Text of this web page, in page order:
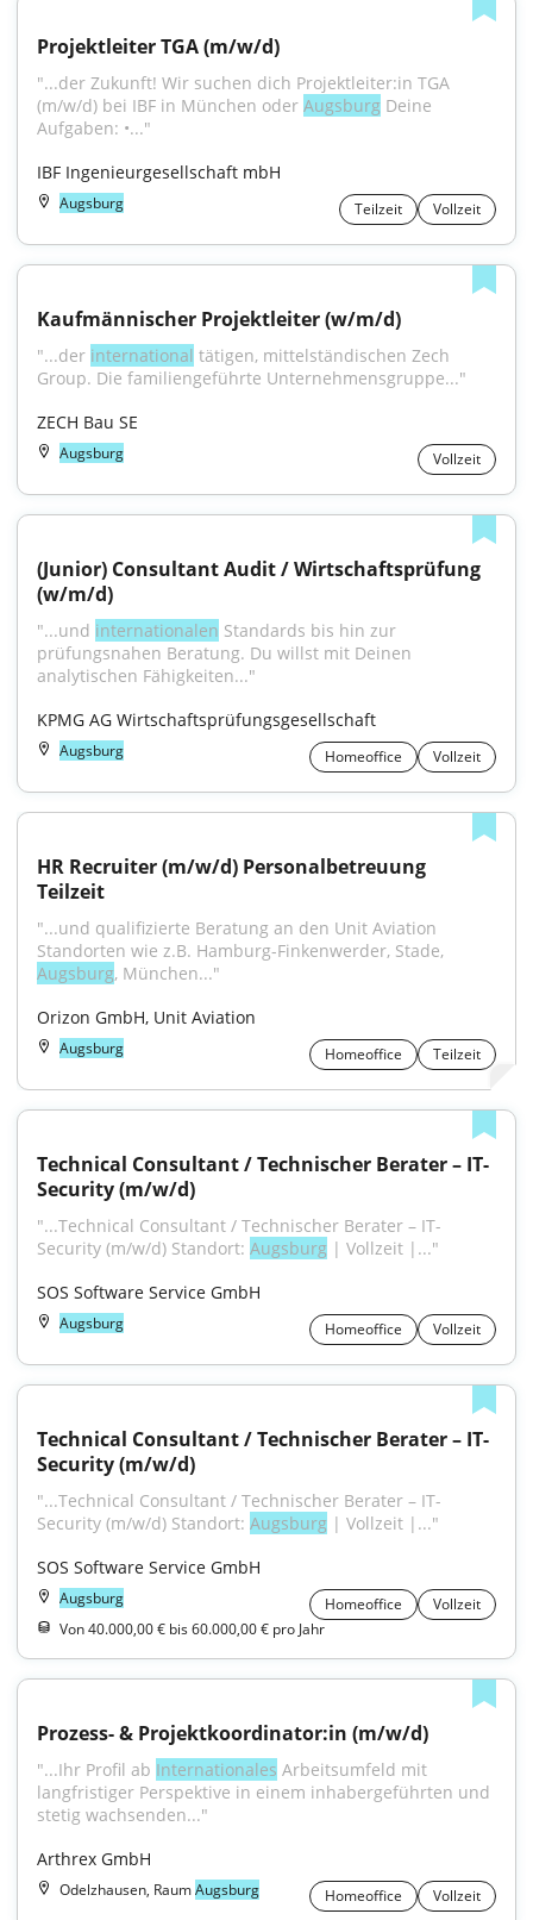
Projektleiter TGA (m/w/d)
"...der Zukunft! Wir suchen dich Projektleiter:in TGA
(m/w/d) bei IBF in München oder Augsburg Deine
Aufgaben: •..."
IBF Ingenieurgesellschaft mbH
Augsburg Teilzeit Vollzeit
Kaufmännischer Projektleiter (w/m/d)
"...der in­ter­na­tio­nal tä­ti­gen, mit­tel­stän­di­schen Zech
Group. Die fa­mi­lien­ge­führ­te Un­ter­neh­mens­grup­pe..."
ZECH Bau SE
Augsburg Vollzeit
(Junior) Consultant Audit / Wirtschaftsprüfung
(w/m/d)
"...und internationalen Standards bis hin zur
prüfungsnahen Beratung. Du willst mit Deinen
analytischen Fähigkeiten..."
KPMG AG Wirtschaftsprüfungsgesellschaft
Augsburg Homeoffice Vollzeit
HR Recruiter (m/w/d) Personalbetreuung
Teilzeit
"...und qualifizierte Beratung an den Unit Aviation
Augsburg, München..."
Orizon GmbH, Unit Aviation
Augsburg Homeoffice Teilzeit
Technical Consultant / Technischer Berater – IT-
Security (m/w/d)
"...Technical Consultant / Technischer Berater – IT-
Security (m/w/d) Standort: Augsburg | Vollzeit |..."
SOS Software Service GmbH
Augsburg Homeoffice Vollzeit
Technical Consultant / Technischer Berater – IT-
Security (m/w/d)
"...Technical Consultant / Technischer Berater – IT-
Security (m/w/d) Standort: Augsburg | Vollzeit |..."
SOS Software Service GmbH
Augsburg Homeoffice
Vollzeit
Von 40.000,00 € bis 60.000,00 € pro Jahr
Prozess- & Projektkoordinator:in (m/w/d)
"...Ihr Profil ab Internationales Arbeitsumfeld mit
langfristiger Perspektive in einem inhabergeführten und
stetig wachsenden..."
Arthrex GmbH
Odelzhausen, RaumAugsburg Homeoffice Vollzeit